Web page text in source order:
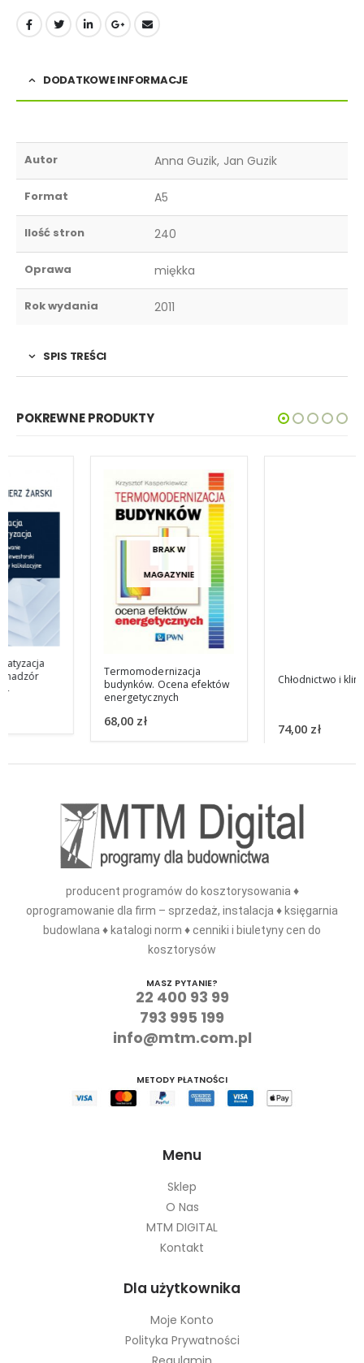
DODATKOWE INFORMACJE
Autor Anna Guzik, Jan Guzik
Format A5
Ilość stron 240
Oprawa miękka
Rok wydania 2011
SPIS TREŚCI
POKREWNE PRODUKTY
Termomodernizacja
budynków. Ocena efektów
Chłodnictwo i klimatyzacja
producent programów do kosztorysowania ♦
oprogramowanie dla firm – sprzedaż, instalacja ♦ księgarnia
budowlana ♦ katalogi norm ♦ cenniki i biuletyny cen do
kosztorysów
MASZ PYTANIE?
22 400 93 99
793 995 199
info@mtm.com.pl
METODY PŁATNOŚCI
Menu
Sklep
O Nas
MTM DIGITAL
Kontakt
Dla użytkownika
Moje Konto
Polityka Prywatności